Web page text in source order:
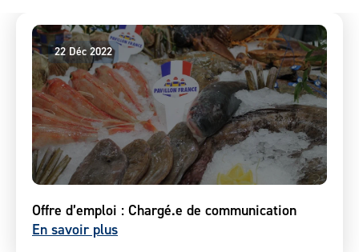
22 Déc 2022
Offre d’emploi : Chargé.e de communication
En savoir plus